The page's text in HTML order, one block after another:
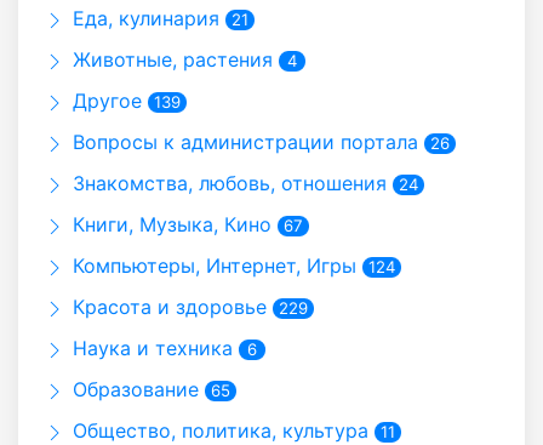
Еда, кулинария 21
Животные, растения 4
Другое 139
Вопросы к администрации портала 26
Знакомства, любовь, отношения 24
Книги, Музыка, Кино 67
Компьютеры, Интернет, Игры 124
Красота и здоровье 229
Наука и техника 6
Образование 65
Общество, политика, культура 11